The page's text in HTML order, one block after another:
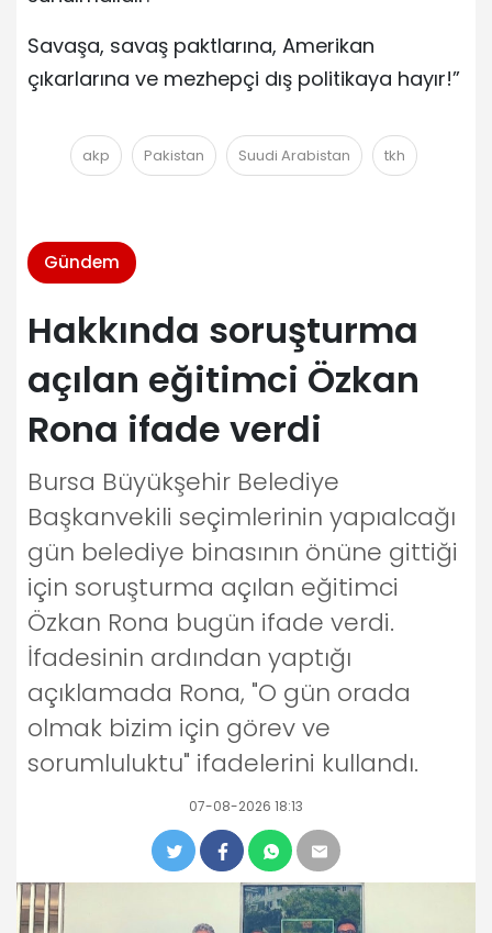
Savaşa, savaş paktlarına, Amerikan
çıkarlarına ve mezhepçi dış politikaya hayır!”
akp Pakistan Suudi Arabistan tkh
Gündem
Hakkında soruşturma
açılan eğitimci Özkan
Rona ifade verdi
Bursa Büyükşehir Belediye
Başkanvekili seçimlerinin yapıalcağı
gün belediye binasının önüne gittiği
için soruşturma açılan eğitimci
Özkan Rona bugün ifade verdi.
İfadesinin ardından yaptığı
açıklamada Rona, "O gün orada
olmak bizim için görev ve
sorumluluktu" ifadelerini kullandı.
07-08-2026 18:13